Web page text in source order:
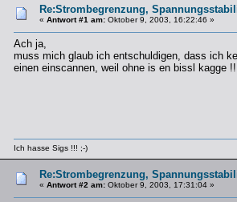
Re:Strombegrenzung,
« Antwort #1 am: Oktober 9, 2003, 16:22:46 »
Ach ja,
muss mich glaub ich entschuldigen, dass ich
einen einscannen, weil ohne is en bissl kagge
Ich hasse Sigs !!! ;-)
Re:Strombegrenzung,
« Antwort #2 am: Oktober 9, 2003, 17:31:04 »